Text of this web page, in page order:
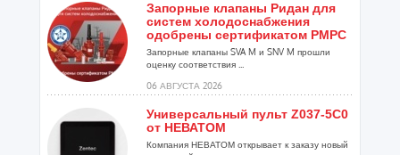
Запорные клапаны Ридан для
систем холодоснабжения
одобрены сертификатом РМРС
Запорные клапаны SVA M и SNV M прошли
оценку соответствия ...
06 АВГУСТА 2026
Универсальный пульт Z037-5C0
от НЕВАТОМ
Компания НЕВАТОМ открывает к заказу новый